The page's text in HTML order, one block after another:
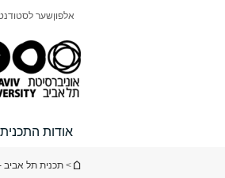
אלפוןשער
אודות התכנית
הינך נמצא כאן
> תכנית תל אביב -